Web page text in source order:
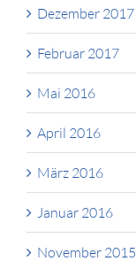
Dezember 2017
Februar 2017
Mai 2016
April 2016
März 2016
Januar 2016
November 2015